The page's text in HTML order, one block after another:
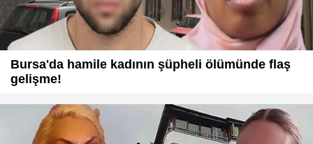
Bursa'da hamile kadının şüpheli ölümünde flaş
gelişme!